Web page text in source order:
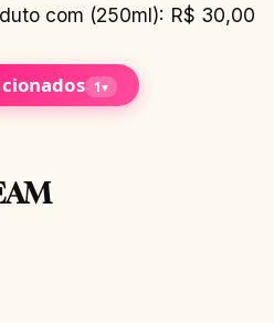
com (250ml): R$ 30,00
1▾